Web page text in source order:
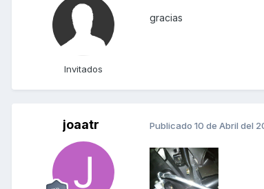
Invitados
gracias
joaatr Publicado 10 de Abril del